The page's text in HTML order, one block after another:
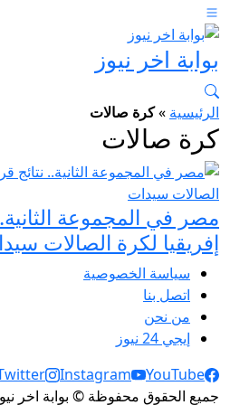
بوابة اخر نيوز
الرئيسية »كرة صالات
كرة صالات
مصر في المجموعة
إفريقيا لكرة الصالات
سياسة الخصوصية
اتصل بنا
من نحن
إيجي 24 نيوز
Social Links
Instagram
YouTube
جميع الحقوق محفوظة © بوابة اخر نيوز